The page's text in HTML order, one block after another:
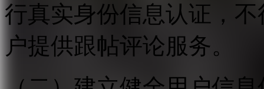
行真实身份信息认证，
户提供跟帖评论服务。